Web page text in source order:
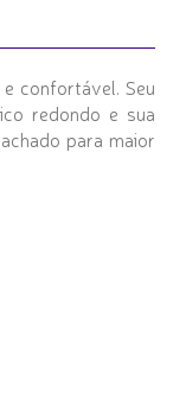
confortável. Seu
redondo e sua
para maior